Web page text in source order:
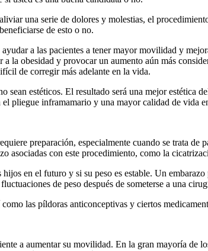
una serie de dolores y molestias, el
de esto o no.
a las pacientes a tener mayor movilidad y
la obesidad y provocar un aumento aún más
de corregir más adelante en la vida.
estéticos. El resultado será una mejor estética
pliegue inframamario y una mayor calidad de vida
preparación, especialmente cuando se trata de
asociadas con este procedimiento, como la
en el futuro y si su peso es estable. Un
de peso después de someterse a una
las píldoras anticonceptivas y ciertos
a aumentar su movilidad. En la gran mayoría de